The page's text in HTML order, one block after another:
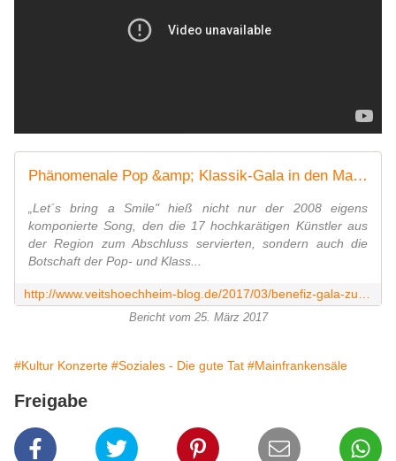
Phänomenale Pop &amp; Klassik-Gala in den Mainfrankensälen erlöst 19.000 Euro zugunsten krebskranker Kinder - Veitshöchheim News
„Let´s bring a Smile" hieß nicht nur der 2008 eigens
komponierte Song, den die 17 hochkarätigen Künstler aus
der Region zum Abschluss servierten, sondern auch die
Botschaft der Pop- und Klass...
Bericht vom 25. März 2017
#Kultur Konzerte #Soziales - Die gute Tat #Mainfrankensäle
Freigabe